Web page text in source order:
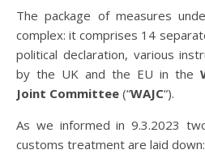
The package of measures
complex: it comprises 14
political declaration, various
by the UK and the EU in the
Joint Committee (“WAJC“).
As we informed in 9.3.2023
customs treatment are laid down: